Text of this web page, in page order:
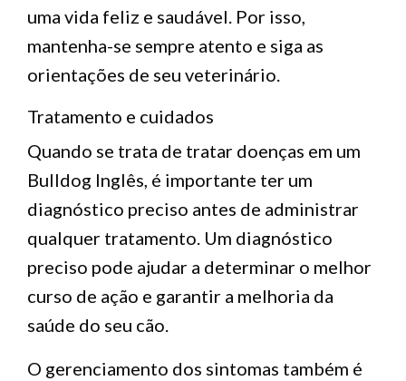
uma vida feliz e saudável. Por isso,
mantenha-se sempre atento e siga as
orientações de seu veterinário.
Tratamento e cuidados
Quando se trata de tratar doenças em um
Bulldog Inglês, é importante ter um
diagnóstico preciso antes de administrar
qualquer tratamento. Um diagnóstico
preciso pode ajudar a determinar o melhor
curso de ação e garantir a melhoria da
saúde do seu cão.
O gerenciamento dos sintomas também é